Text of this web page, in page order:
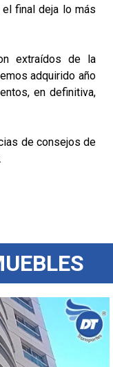
final deja lo más
extraídos de la
adquirido año
en definitiva,
de consejos de